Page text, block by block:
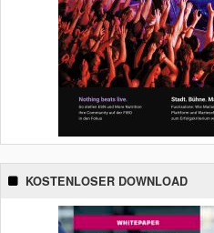
KOSTENLOSER DOWNLOAD